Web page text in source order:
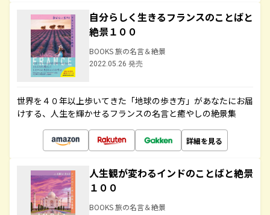
自分らしく生きるフランスのことばと
絶景１００
BOOKS 旅の名言＆絶景
2022.05.26 発売
世界を４０年以上歩いてきた「地球の歩き方」があなたにお届
けする、人生を輝かせるフランスの名言と癒やしの絶景集
詳細を見る
人生観が変わるインドのことばと絶景
１００
BOOKS 旅の名言＆絶景